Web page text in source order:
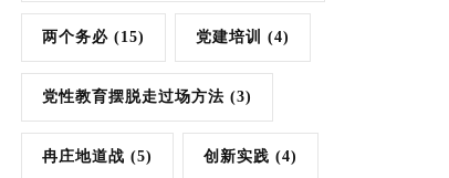
两个务必 (15) 党建培训 (4)
党性教育摆脱走过场方法 (3)
冉庄地道战 (5) 创新实践 (4)